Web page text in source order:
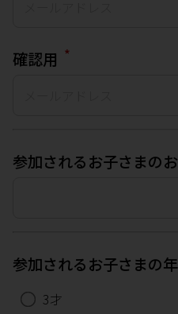
確認用 *
参加されるお子さまの
参加されるお子さまの
3才